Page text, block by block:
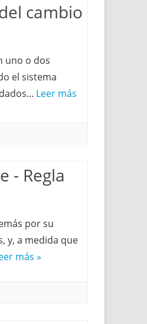
cambio
uno o dos
el sistema
Leer más
- Regla
por su
y, a medida que
más »